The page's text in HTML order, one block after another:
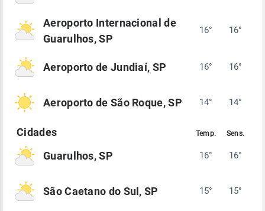
Aeroporto Internacional de
Guarulhos, SP
16° 16°
Aeroporto de Jundiaí, SP 16° 16°
Aeroporto de São Roque, SP 14° 14°
Guarulhos, SP 16° 16°
São Caetano do Sul, SP 15° 15°